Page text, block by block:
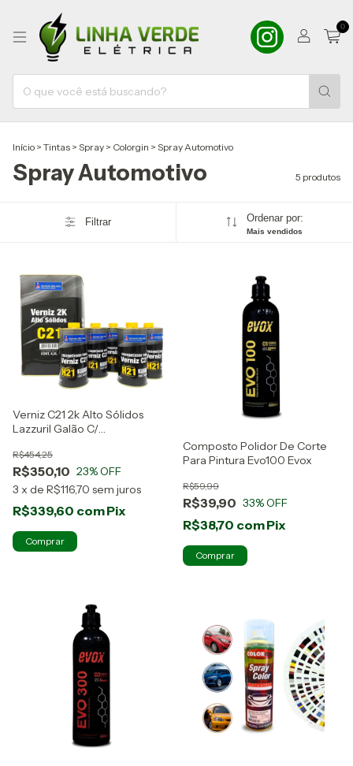
0
Início > Tintas > Spray > Colorgin > Spray Automotivo
Spray Automotivo 5 produtos
Filtrar Ordenar por:
Mais vendidos
Verniz C21 2k Alto Sólidos
Lazzuril Galão C/
R$350,10
R$454,25
23% OFF
3 x de R$116,70 sem juros
R$339,60 comPix
Composto Polidor De Corte
Para Pintura Evo100 Evox
R$39,90
R$59,99
33% OFF
R$38,70 comPix